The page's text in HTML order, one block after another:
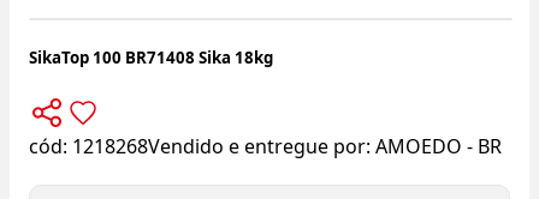
SikaTop 100 BR71408 Sika 18kg
cód: 1218268Vendido e entregue por: AMOEDO - BR